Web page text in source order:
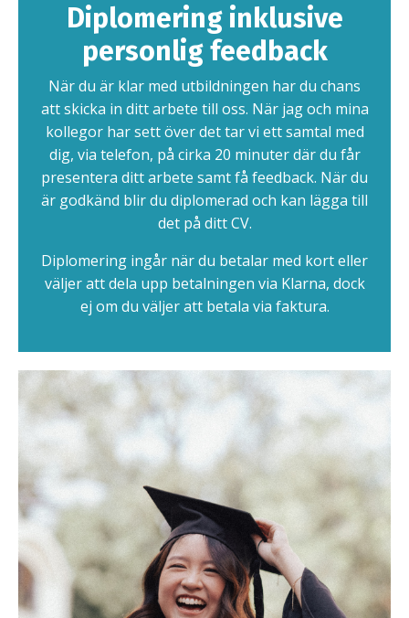
Diplomering inklusive
personlig feedback
När du är klar med utbildningen har du chans
att skicka in ditt arbete till oss. När jag och mina
kollegor har sett över det tar vi ett samtal med
dig, via telefon, på cirka 20 minuter där du får
presentera ditt arbete samt få feedback. När du
är godkänd blir du diplomerad och kan lägga till
det på ditt CV.
Diplomering ingår när du betalar med kort eller
väljer att dela upp betalningen via Klarna, dock
ej om du väljer att betala via faktura.